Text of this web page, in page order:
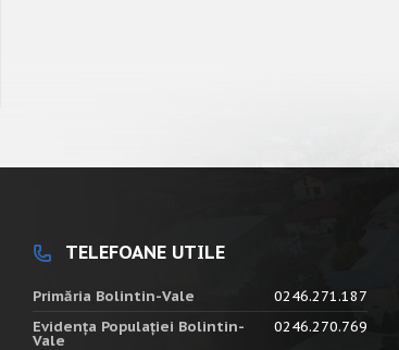
TELEFOANE UTILE
Primăria Bolintin-Vale
0246.271.187
Evidența Populației Bolintin-
Vale
0246.270.769